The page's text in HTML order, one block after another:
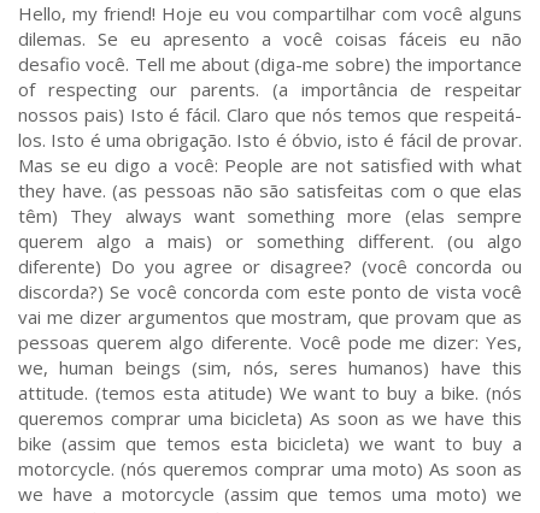
Hello, my friend! Hoje eu vou compartilhar com você alguns
dilemas. Se eu apresento a você coisas fáceis eu não
desafio você. Tell me about (diga-me sobre) the importance
of respecting our parents. (a importância de respeitar
nossos pais) Isto é fácil. Claro que nós temos que respeitá-
los. Isto é uma obrigação. Isto é óbvio, isto é fácil de provar.
Mas se eu digo a você: People are not satisfied with what
they have. (as pessoas não são satisfeitas com o que elas
têm) They always want something more (elas sempre
querem algo a mais) or something different. (ou algo
diferente) Do you agree or disagree? (você concorda ou
discorda?) Se você concorda com este ponto de vista você
vai me dizer argumentos que mostram, que provam que as
pessoas querem algo diferente. Você pode me dizer: Yes,
we, human beings (sim, nós, seres humanos) have this
attitude. (temos esta atitude) We want to buy a bike. (nós
queremos comprar uma bicicleta) As soon as we have this
bike (assim que temos esta bicicleta) we want to buy a
motorcycle. (nós queremos comprar uma moto) As soon as
we have a motorcycle (assim que temos uma moto) we